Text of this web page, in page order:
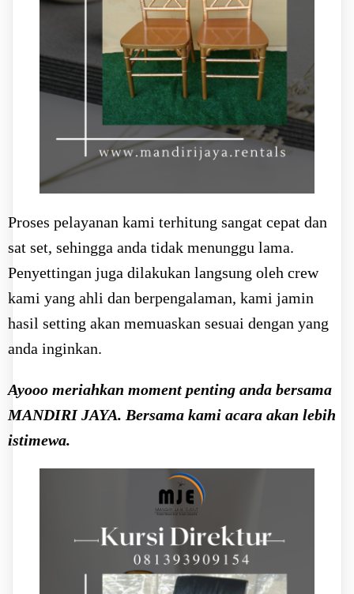
Proses pelayanan kami terhitung sangat cepat dan
sat set, sehingga anda tidak menunggu lama.
Penyettingan juga dilakukan langsung oleh crew
kami yang ahli dan berpengalaman, kami jamin
hasil setting akan memuaskan sesuai dengan yang
anda inginkan.
Ayooo meriahkan moment penting anda bersama
MANDIRI JAYA. Bersama kami acara akan lebih
istimewa.